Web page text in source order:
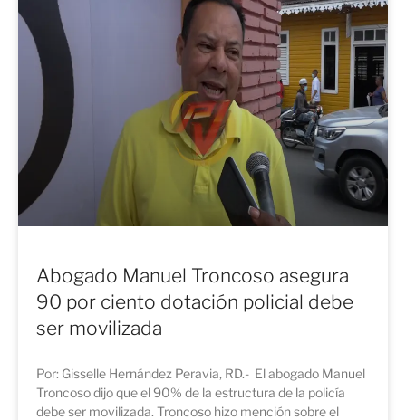
Abogado Manuel Troncoso asegura
90 por ciento dotación policial debe
ser movilizada
Por: Gisselle Hernández Peravia, RD.- El abogado Manuel
Troncoso dijo que el 90% de la estructura de la policía
debe ser movilizada. Troncoso hizo mención sobre el